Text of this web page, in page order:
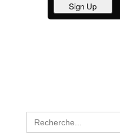
Sign Up
Search
for: